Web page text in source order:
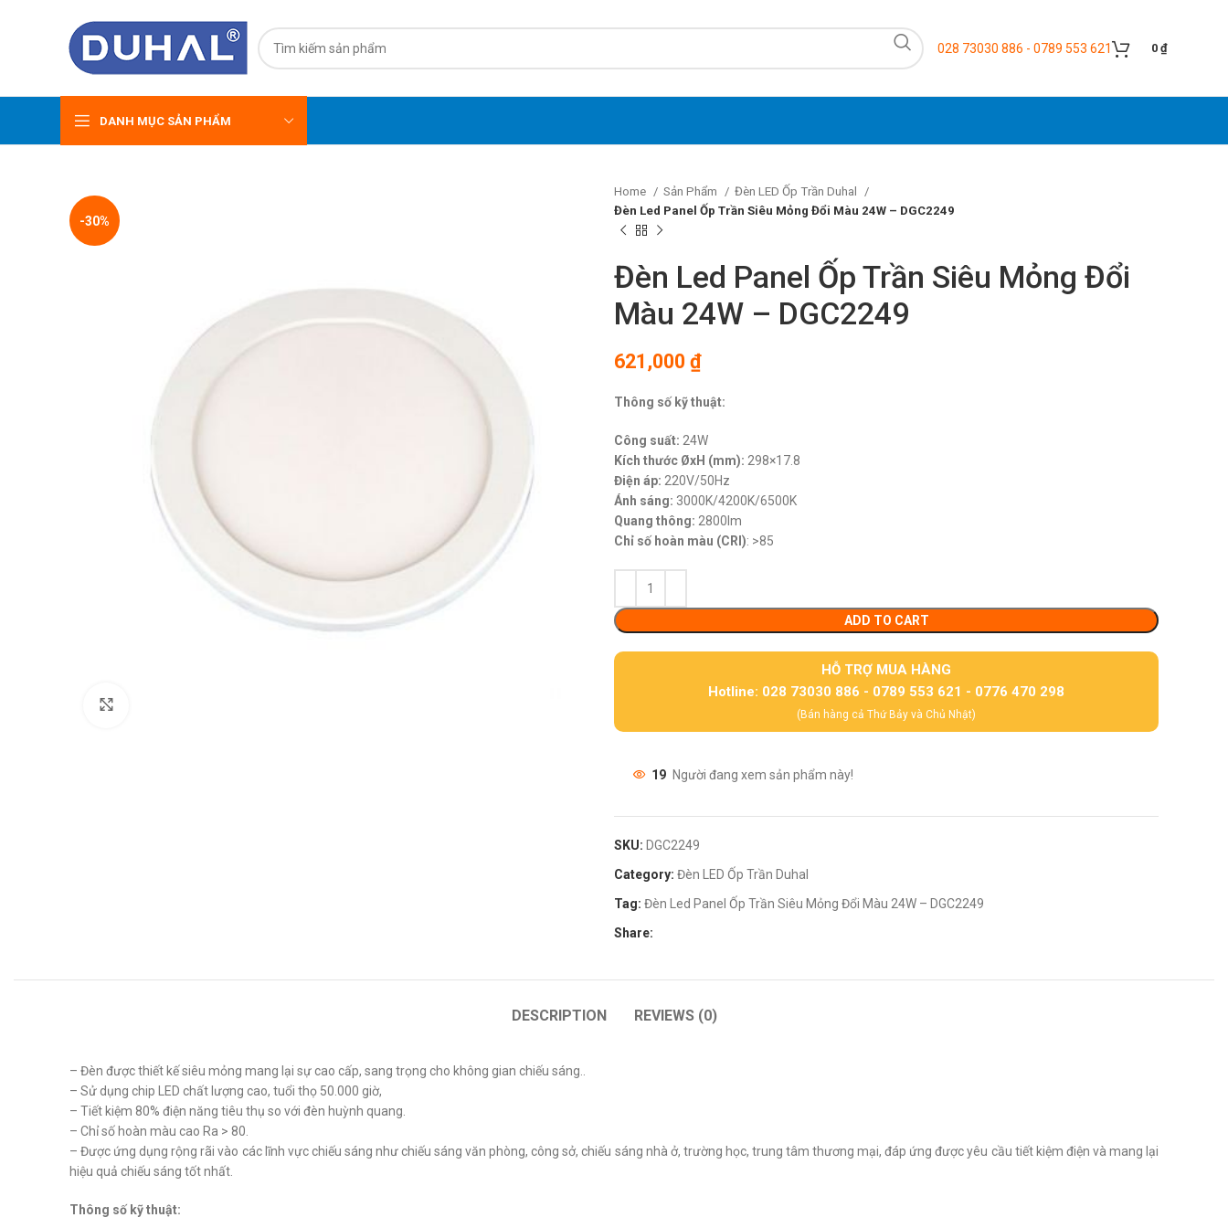
028 73030 886 - 0789 553 621 0 ₫
DANH MỤC SẢN PHẨM
-30%
Home Sản Phẩm
Đèn LED Ốp Trần Duhal
Đèn Led Panel Ốp Trần Siêu Mỏng Đổi Màu 24W – DGC2249
Đèn Led Panel Ốp Trần Siêu Mỏng Đổi
Màu 24W – DGC2249
621,000 ₫
Thông số kỹ thuật:
Công suất: 24W
Kích thước ØxH (mm): 298×17.8
Điện áp: 220V/50Hz
Ánh sáng: 3000K/4200K/6500K
Quang thông: 2800lm
Chỉ số hoàn màu (CRI): >85
ADD TO CART
HỖ TRỢ MUA HÀNG
Hotline: 028 73030 886 - 0789 553 621 - 0776 470 298
(Bán hàng cả Thứ Bảy và Chủ Nhật)
19 Người đang xem sản phẩm này!
SKU: DGC2249
Category: Đèn LED Ốp Trần Duhal
Tag: Đèn Led Panel Ốp Trần Siêu Mỏng Đổi Màu 24W – DGC2249
Share:
DESCRIPTION REVIEWS (0)
– Đèn được thiết kế siêu mỏng mang lại sự cao cấp, sang trọng cho không gian chiếu sáng..
– Sử dụng chip LED chất lượng cao, tuổi thọ 50.000 giờ,
– Tiết kiệm 80% điện năng tiêu thụ so với đèn huỳnh quang.
– Chỉ số hoàn màu cao Ra > 80.
– Được ứng dụng rộng rãi vào các lĩnh vực chiếu sáng như chiếu sáng văn phòng, công sở, chiếu sáng nhà ở, trường học, trung tâm thương mại, đáp ứng được yêu cầu tiết kiệm điện và mang lại
hiệu quả chiếu sáng tốt nhất.
Thông số kỹ thuật: